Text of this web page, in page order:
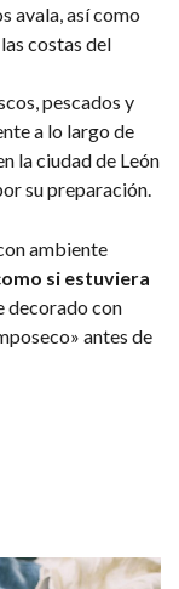
avala, así como
costas del
pescados y
a lo largo de
la ciudad de León
su preparación.
ambiente
si estuviera
decorado con
antes de